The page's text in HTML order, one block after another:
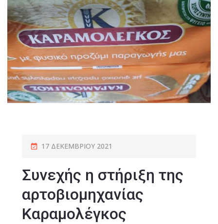
17 ΔΕΚΕΜΒΡΊΟΥ 2021
Συνεχής η στήριξη της
αρτοβιομηχανίας
Καραμολέγκος